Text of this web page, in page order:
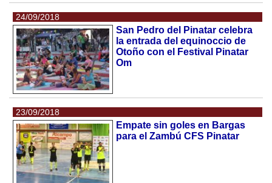
24/09/2018
San Pedro del Pinatar celebra
la entrada del equinoccio de
Otoño con el Festival Pinatar
Om
23/09/2018
Empate sin goles en Bargas
para el Zambú CFS Pinatar